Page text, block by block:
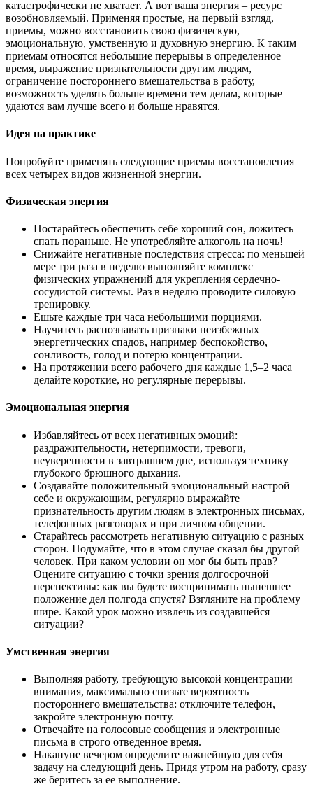
катастрофически не хватает. А вот ваша энергия – ресурс
возобновляемый. Применяя простые, на первый взгляд,
приемы, можно восстановить свою физическую,
эмоциональную, умственную и духовную энергию. К таким
приемам относятся небольшие перерывы в определенное
время, выражение признательности другим людям,
ограничение постороннего вмешательства в работу,
возможность уделять больше времени тем делам, которые
удаются вам лучше всего и больше нравятся.
Идея на практике
Попробуйте применять следующие приемы восстановления
всех четырех видов жизненной энергии.
Физическая энергия
Постарайтесь обеспечить себе хороший сон, ложитесь
спать пораньше. Не употребляйте алкоголь на ночь!
Снижайте негативные последствия стресса: по меньшей
мере три раза в неделю выполняйте комплекс
физических упражнений для укрепления сердечно-
сосудистой системы. Раз в неделю проводите силовую
тренировку.
Ешьте каждые три часа небольшими порциями.
Научитесь распознавать признаки неизбежных
энергетических спадов, например беспокойство,
сонливость, голод и потерю концентрации.
На протяжении всего рабочего дня каждые 1,5–2 часа
делайте короткие, но регулярные перерывы.
Эмоциональная энергия
Избавляйтесь от всех негативных эмоций:
раздражительности, нетерпимости, тревоги,
неуверенности в завтрашнем дне, используя технику
глубокого брюшного дыхания.
Создавайте положительный эмоциональный настрой
себе и окружающим, регулярно выражайте
признательность другим людям в электронных письмах,
телефонных разговорах и при личном общении.
Старайтесь рассмотреть негативную ситуацию с разных
сторон. Подумайте, что в этом случае сказал бы другой
человек. При каком условии он мог бы быть прав?
Оцените ситуацию с точки зрения долгосрочной
перспективы: как вы будете воспринимать нынешнее
положение дел полгода спустя? Взгляните на проблему
шире. Какой урок можно извлечь из создавшейся
ситуации?
Умственная энергия
Выполняя работу, требующую высокой концентрации
внимания, максимально снизьте вероятность
постороннего вмешательства: отключите телефон,
закройте электронную почту.
Отвечайте на голосовые сообщения и электронные
письма в строго отведенное время.
Накануне вечером определите важнейшую для себя
задачу на следующий день. Придя утром на работу, сразу
же беритесь за ее выполнение.